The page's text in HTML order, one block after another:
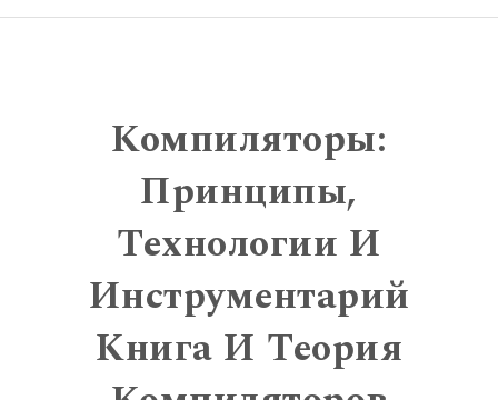
Компиляторы:
Принципы,
Технологии И
Инструментарий
Книга И Теория